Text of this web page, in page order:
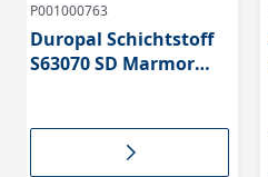
P001000763
Duropal Schichtstoff
S63070 SD Marmor